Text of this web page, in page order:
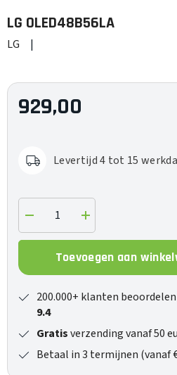
LG OLED48B56LA
LG |
929,00
Levertijd 4 tot 15
Verlaag
de
hoeveelheid
OLED48B56LA
Verhoog
de
hoeveelheid
OLED48B56LA
Toevoegen aan
200.000+ klanten
9.4
Gratisverzending vanaf 50
Betaal in 3 termijnen (vanaf